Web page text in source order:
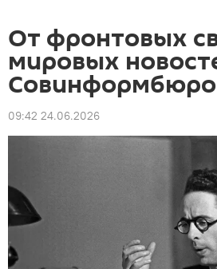
От фронтовых
мировых
Совинформбюро
09:42 24.06.2026